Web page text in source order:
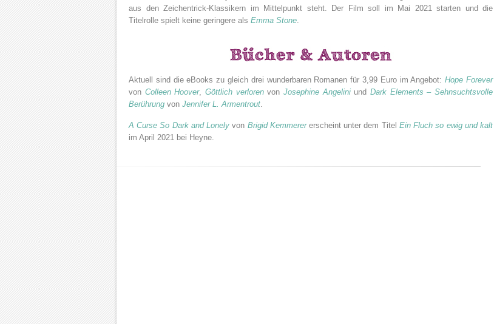
aus den Zeichentrick-Klassikern im Mittelpunkt steht. Der Film soll im Mai 2021 starten und die
Titelrolle spielt keine geringere als Emma Stone.
Aktuell sind die eBooks zu gleich drei wunderbaren Romanen für 3,99 Euro im Angebot:Hope Forever
von Colleen Hoover,Göttlich verlorenvonJosephine AngeliniundDark Elements – Sehnsuchtsvolle
Berührung von Jennifer L. Armentrout.
A Curse So Dark and Lonely von Brigid Kemmerererscheint unter dem Titel Ein Fluch so ewig und kalt
im April 2021 bei Heyne.